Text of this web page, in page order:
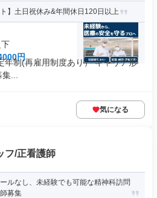
】土日祝休み&年間休日120日以上
円
制(再雇用制度あり） キャリア形
...
気になる
フ/正看護師
ルなし、未経験でも可能な精神科訪問
募集